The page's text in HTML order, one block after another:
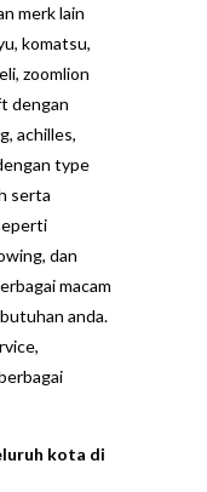
merk lain
komatsu,
zoomlion
dengan
achilles,
type
serta
dan
macam
anda.
kota di